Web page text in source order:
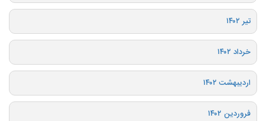
تیر ۱۴۰۲
خرداد ۱۴۰۲
اردیبهشت ۱۴۰۲
فروردین ۱۴۰۲